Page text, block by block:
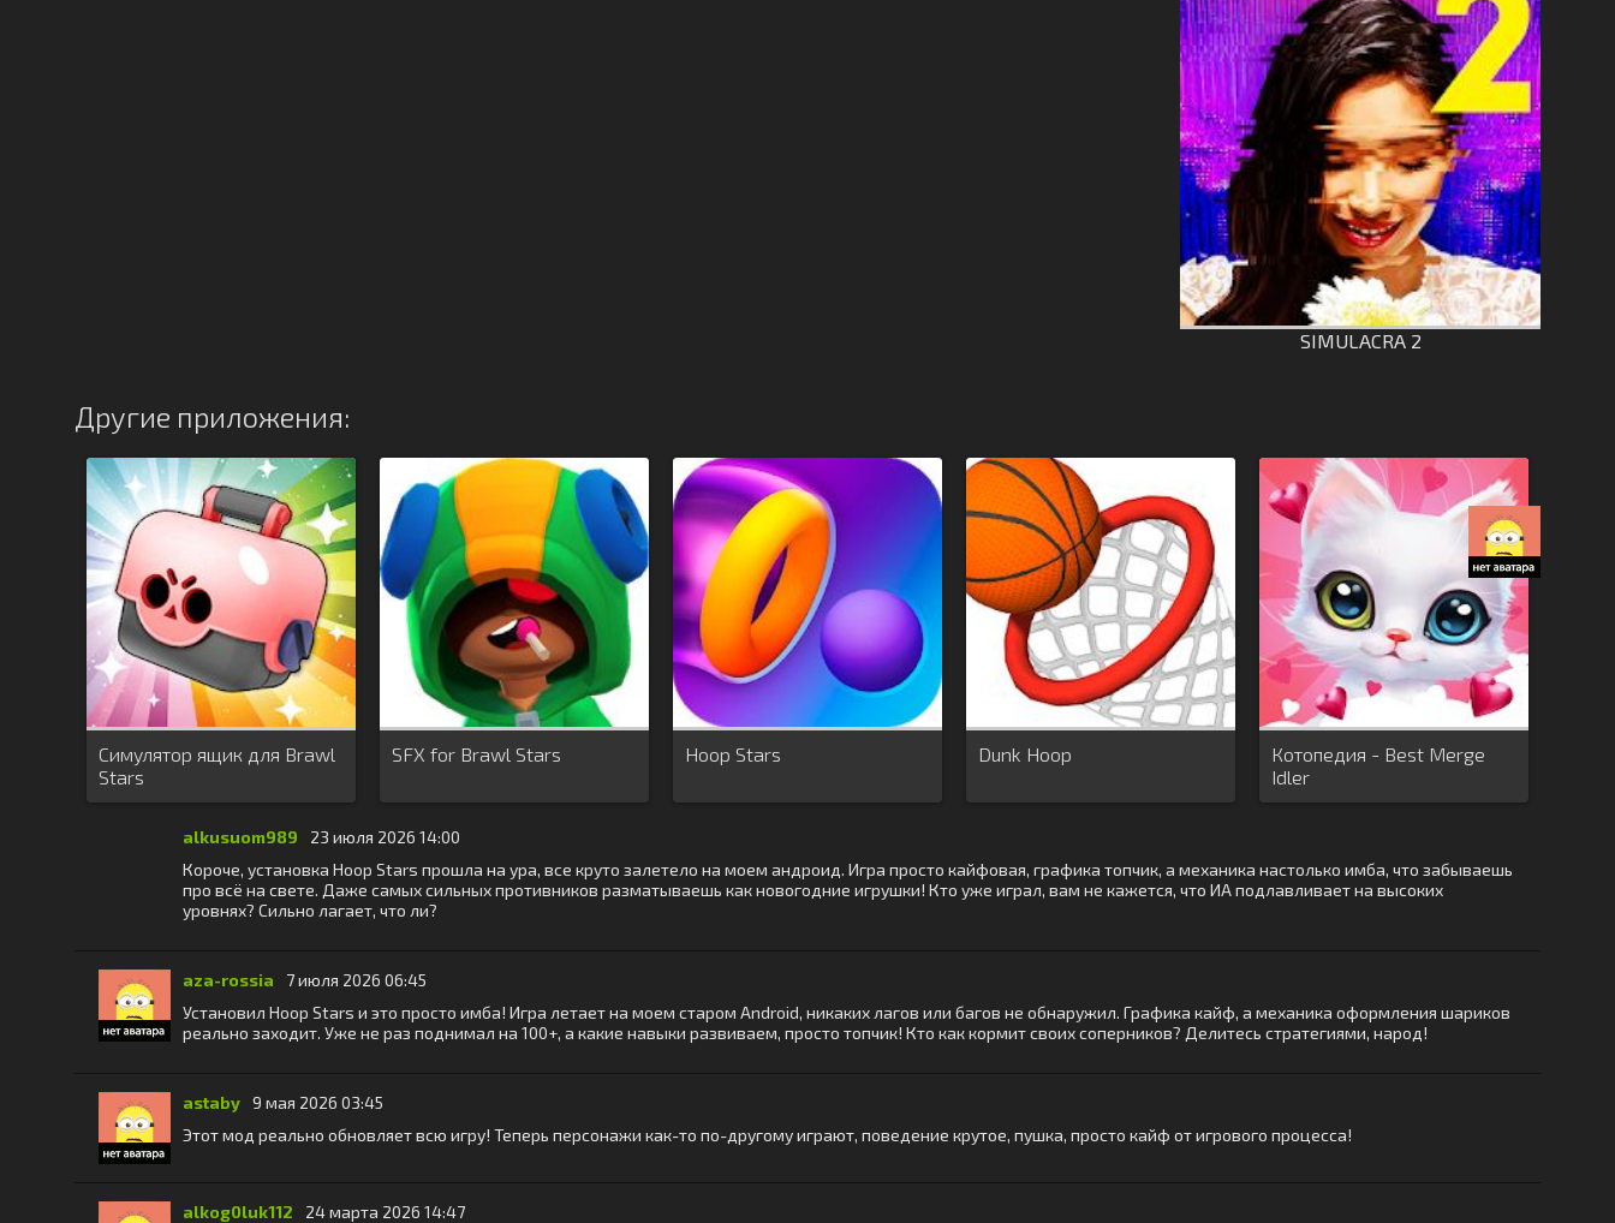
SIMULACRA 2
Другие приложения:
Симулятор ящик для Brawl
Stars
SFX for Brawl Stars Hoop Stars Dunk Hoop
Котопедия - Best Merge
Idler
alkusuom989
23 июля 2026 14:00
Короче, установка Hoop Stars прошла на ура, все круто залетело на моем андроид. Игра просто кайфовая, графика топчик, а механика настолько имба, что забываешь
про всё на свете. Даже самых сильных противников разматываешь как новогодние игрушки! Кто уже играл, вам не кажется, что ИА подлавливает на высоких
уровнях? Сильно лагает, что ли?
aza-rossia
7 июля 2026 06:45
Установил Hoop Stars и это просто имба! Игра летает на моем старом Android, никаких лагов или багов не обнаружил. Графика кайф, а механика оформления шариков
реально заходит. Уже не раз поднимал на 100+, а какие навыки развиваем, просто топчик! Кто как кормит своих соперников? Делитесь стратегиями, народ!
astaby 9 мая 2026 03:45
Этот мод реально обновляет всю игру! Теперь персонажи как-то по-другому играют, поведение крутое, пушка, просто кайф от игрового процесса!
alkog0luk112 24 марта 2026 14:47